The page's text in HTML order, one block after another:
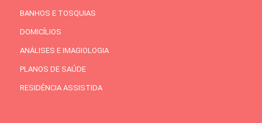
BANHOS E TOSQUIAS
DOMICÍLIOS
ANÁLISES E IMAGIOLOGIA
PLANOS DE SAÚDE
RESIDÊNCIA ASSISTIDA